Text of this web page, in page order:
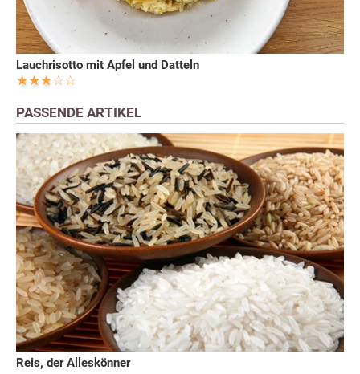
Lauchrisotto mit Apfel und Datteln
PASSENDE ARTIKEL
Reis, der Alleskönner